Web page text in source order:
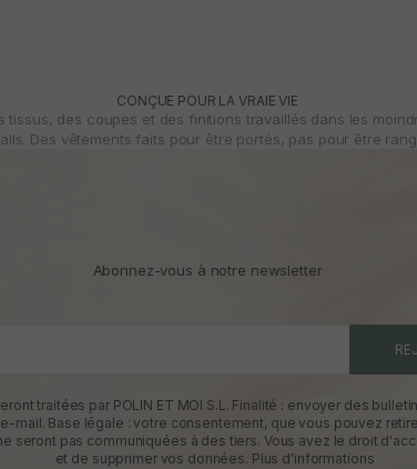
CONÇUE POUR LA VRAIE VIE
tissus, des coupes et des finitions travaillés dans les
Des vêtements faits pour être portés, pas pour être
Abonnez-vous à notre newsletter
traitées par POLIN ET MOI S.L. Finalité : envoyer des
mail. Base légale : votre consentement, que vous pouvez
seront pas communiquées à des tiers. Vous avez le droit
et de supprimer vos données. Plus d'informations